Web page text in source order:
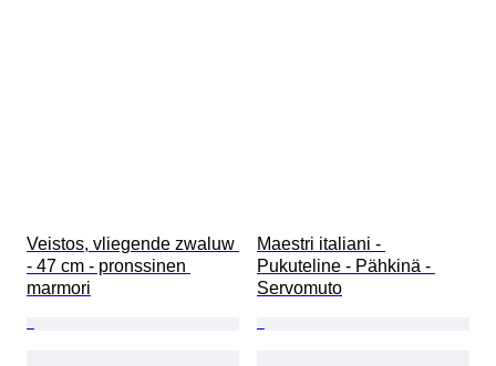
Veistos, vliegende zwaluw
- 47 cm - pronssinen
marmori
Maestri italiani -
Pukuteline - Pähkinä -
Servomuto